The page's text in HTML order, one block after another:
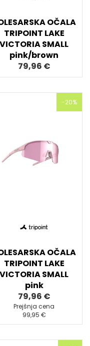
OČALA
TRIPOINT LAKE
VICTORIA SMALL
pink/brown
79,96 €
-20%
OČALA
TRIPOINT LAKE
VICTORIA SMALL
pink
79,96 €
Prejšnja cena
99,95 €